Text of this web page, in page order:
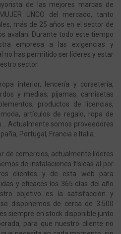
de las mejores marcas de
UNCO del mercado, tanto
más de 25 años en el sector de
avalan. Durante todo este tiempo
empresa a las exigencias y
no has permitido ser líderes y estar
sector.
interior, lencería y corsetería,
y medias, pijamas, camisetas
productos de licencias,
artículos de regalo, ropa de
Actualmente somos proveedores
Portugal, Francia e Italia.
de comercios, actualmente líderes
de instalaciones físicas al por
clientes y de esta web para
y eficaces los 365 días del año
objetivo es la satisfacción y
disponemos de cerca de 3.500
siempre en stock disponible junto
para que nuestro cliente no